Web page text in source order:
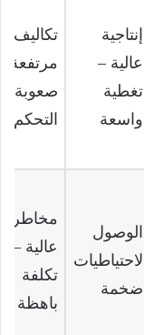
إنتاجية
عالية –
تغطية
واسعة
تكاليف
مرتفعة
صعوبة
التحكم
الوصول
لاحتياطيات
ضخمة
مخاطر
عالية –
تكلفة
باهظة